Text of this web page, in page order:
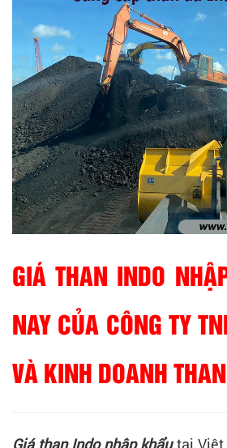
GIÁ THAN INDO
NAY CỦA CÔNG TY
VÀ KINH DOANH
Giá than Indo nhập khẩutại Việt